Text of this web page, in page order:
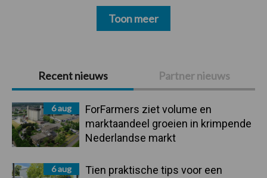
Primaire
Sidebar
Recent nieuws Partner nieuws
6 aug
ForFarmers ziet volume en
marktaandeel groeien in krimpende
Nederlandse markt
6 aug
Tien praktische tips voor een
Toon meer